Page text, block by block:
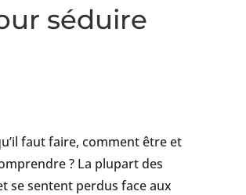
séduire
faut faire, comment être et
? La plupart des
se sentent perdus face aux